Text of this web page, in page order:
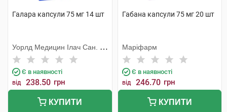
Галара капсули 75 мг 14 шт
Уорлд Медицин Ілач Сан. Ве
Тідж
Є в наявності
від 238.50 грн
КУПИТИ
Габана капсули 75 мг 20 шт
Маріфарм
Є в наявності
від 246.70 грн
КУПИТИ